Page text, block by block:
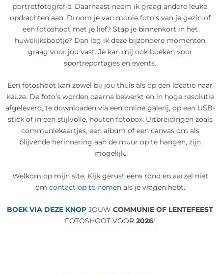
portretfotografie. Daarnaast neem ik graag andere leuke
opdrachten aan. Droom je van mooie foto’s van je gezin of
een fotoshoot met je lief? Stap je binnenkort in het
huwelijksbootje? Dan leg ik deze bijzondere momenten
graag voor jou vast. Je kan mij ook boeken voor
sportreportages en events.
Een fotoshoot kan zowel bij jou thuis als op een locatie naar
keuze. De foto’s worden daarna bewerkt en in hoge resolutie
afgeleverd, te downloaden via een online galerij, op een USB-
stick of in een stijlvolle, houten fotobox. Uitbreidingen zoals
communiekaartjes, een album of een canvas om als
blijvende herinnering aan de muur op te hangen, zijn
mogelijk.
Welkom op mijn site. Kijk gerust eens rond en aarzel niet
om contact op te nemenals je vragen hebt.
BOEK VIA DEZE KNOP JOUW COMMUNIE OF LENTEFEEST
FOTOSHOOT VOOR 2026!